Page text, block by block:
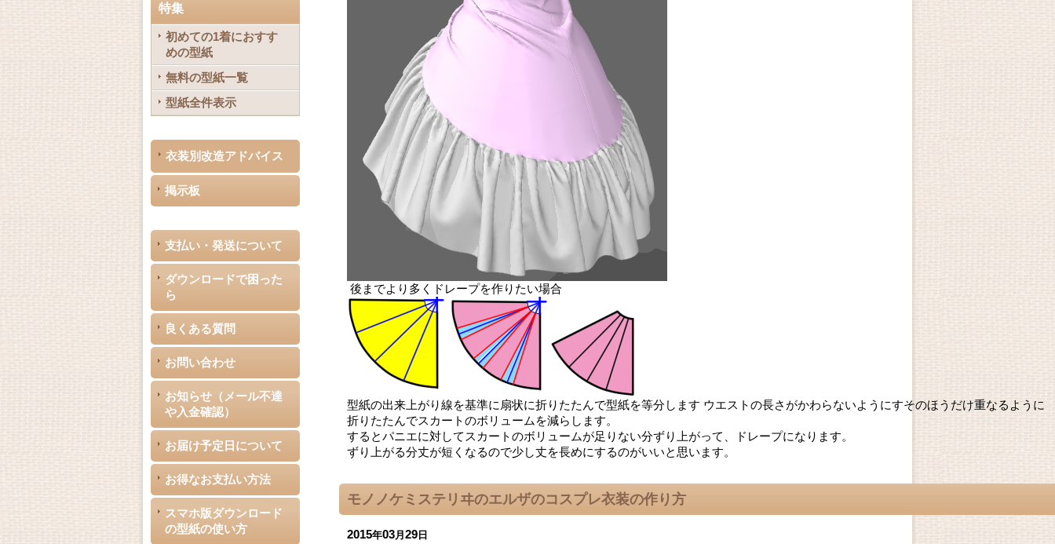
特集
初めての1着におすす
めの型紙
無料の型紙一覧
型紙全件表示
衣装別改造アドバイス
掲示板
支払い・発送について
ダウンロードで困った
ら
良くある質問
お問い合わせ
お知らせ（メール不達
や入金確認）
お届け予定日について
お得なお支払い方法
スマホ版ダウンロード
の型紙の使い方
後までより多くドレープを作りたい場合
型紙の出来上がり線を基準に扇状に折りたたんで型紙を等分します ウエストの長さがかわらないようにすそのほうだけ重なるように
折りたたんでスカートのボリュームを減らします。
するとパニエに対してスカートのボリュームが足りない分ずり上がって、ドレープになります。
ずり上がる分丈が短くなるので少し丈を長めにするのがいいと思います。
モノノケミステリヰのエルザのコスプレ衣装の作り方
2015年03月 29 日